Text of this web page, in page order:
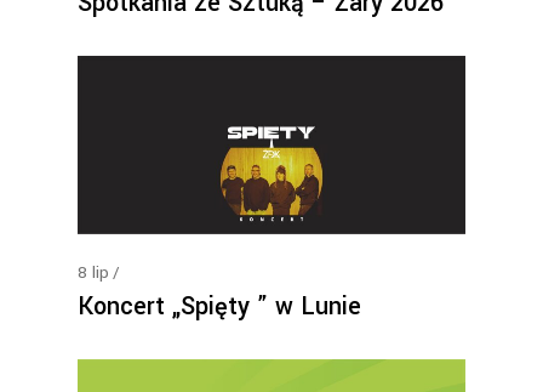
8 lip
Koncert „Spięty ” w Lunie